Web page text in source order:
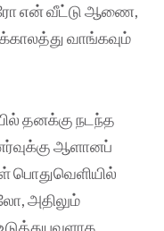
என் வீட்டு ஆணை,
வாங்கவும்
தனக்கு நடந்த
ஆளானப்
பொதுவெளியில்
அதிலும்